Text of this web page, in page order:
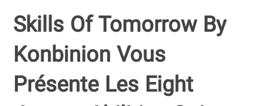
Skills Of Tomorrow By
Konbinion Vous
Présente Les Eight